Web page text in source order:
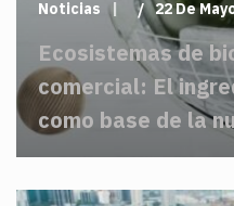
Noticias 22 De
Ecosistemas de
comercial: El
como base de la